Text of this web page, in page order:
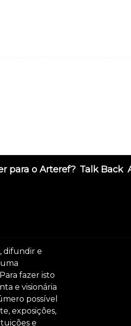
para o Arteref? Talk Back
difundir e
fazer isto
e visionária
possível
exposições,
e